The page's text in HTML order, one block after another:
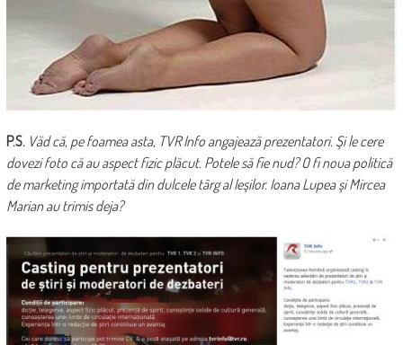
P.S. Văd că, pe foamea asta, TVR Info angajează prezentatori. Şi le cere
dovezi foto că au aspect fizic plăcut. Potele să fie nud? O fi noua politică
de marketing importată din dulcele târg al Ieşilor. Ioana Lupea şi Mircea
Marian au trimis deja?